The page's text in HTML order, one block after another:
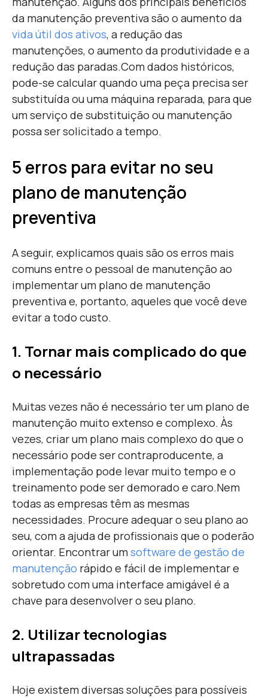
da manutenção preventiva são o aumento da
vida útil dos ativos, a redução das
manutenções, o aumento da produtividade e a
redução das paradas.Com dados históricos,
pode-se calcular quando uma peça precisa ser
substituída ou uma máquina reparada, para que
um serviço de substituição ou manutenção
possa ser solicitado a tempo.
5 erros para evitar no seu
plano de manutenção
preventiva
A seguir, explicamos quais são os erros mais
comuns entre o pessoal de manutenção ao
implementar um plano de manutenção
preventiva e, portanto, aqueles que você deve
evitar a todo custo.
1. Tornar mais complicado do que
o necessário
Muitas vezes não é necessário ter um plano de
manutenção muito extenso e complexo. Às
vezes, criar um plano mais complexo do que o
necessário pode ser contraproducente, a
implementação pode levar muito tempo e o
treinamento pode ser demorado e caro.Nem
todas as empresas têm as mesmas
necessidades. Procure adequar o seu plano ao
seu, com a ajuda de profissionais que o poderão
orientar. Encontrar umsoftware de gestão de
manutenção rápido e fácil de implementar e
sobretudo com uma interface amigável é a
chave para desenvolver o seu plano.
2. Utilizar tecnologias
ultrapassadas
Hoje existem diversas soluções para possíveis